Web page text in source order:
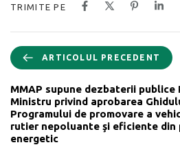
TRIMITE PE
ARTICOLUL PRECEDENT
MMAP supune dezbaterii
Ministru privind aprobarea
Programului de promovare a
rutier nepoluante şi eficiente din
energetic